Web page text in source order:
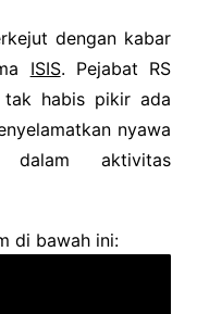
dengan kabar
ISIS. Pejabat RS
habis pikir ada
nyawa
dalam aktivitas
di bawah ini: